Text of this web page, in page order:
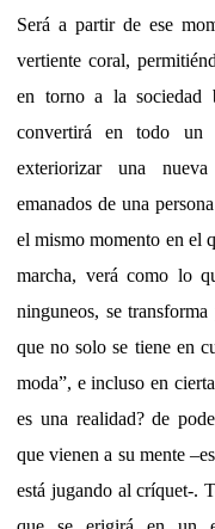
Será a partir de ese
vertiente coral,
en torno a la sociedad
convertirá en todo un
exteriorizar una
emanados de una
el mismo momento en el
marcha, verá como lo
ninguneos, se
que no solo se tiene en
moda”, e incluso en
es una realidad? de
que vienen a su mente
está jugando al críquet-.